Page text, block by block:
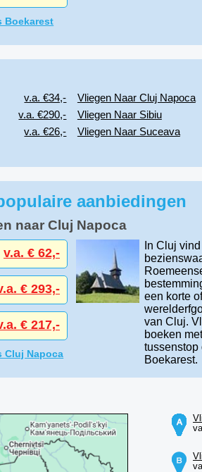
Boekarest
v.a. €34,- Vliegen Naar Cluj Napoca
v.a. €290,- Vliegen Naar Sibiu
v.a. €26,- Vliegen Naar Suceava
aanbiedingen
naar Cluj Napoca
v.a. € 62,-
€ 293,-
€ 217,-
Cluj Napoca
In Cluj
een korte
van Cluj.
boeken
tussenstop
Boekarest.